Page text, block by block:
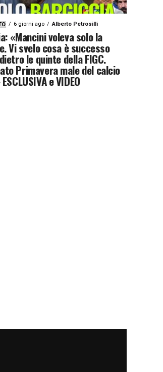
6 giorni ago Alberto Petrosilli
«Mancini voleva solo la
Vi svelo cosa è successo
le quinte della FIGC.
Primavera male del calcio
e VIDEO